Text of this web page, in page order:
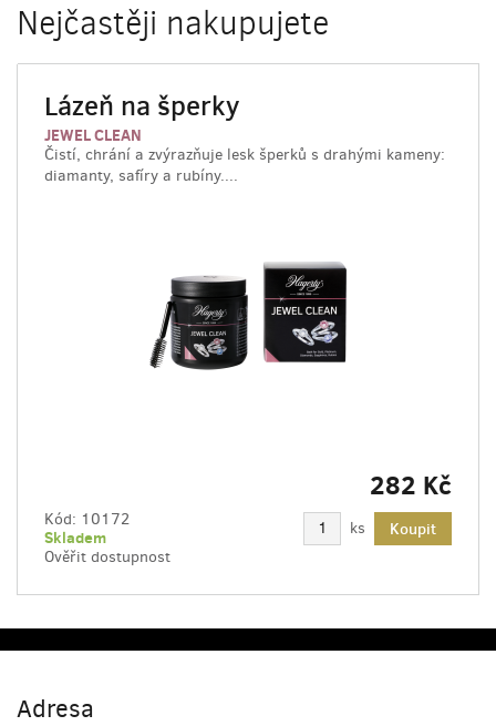
Nejčastěji nakupujete
Lázeň na šperky
JEWEL CLEAN
Čistí, chrání a zvýrazňuje lesk šperků s drahými kameny:
diamanty, safíry a rubíny....
282 Kč
Kód: 10172
Skladem ks Koupit
Ověřit dostupnost
Adresa